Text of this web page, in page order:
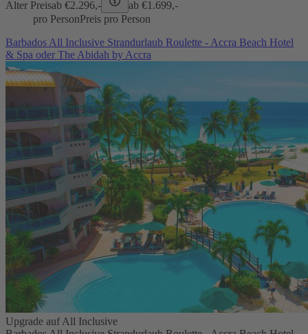
Alter Preisab €2.296,- ab €1.699,-
pro PersonPreis pro Person
Barbados All Inclusive Strandurlaub Roulette - Accra Beach Hotel
& Spa oder The Abidah by Accra
Upgrade auf All Inclusive